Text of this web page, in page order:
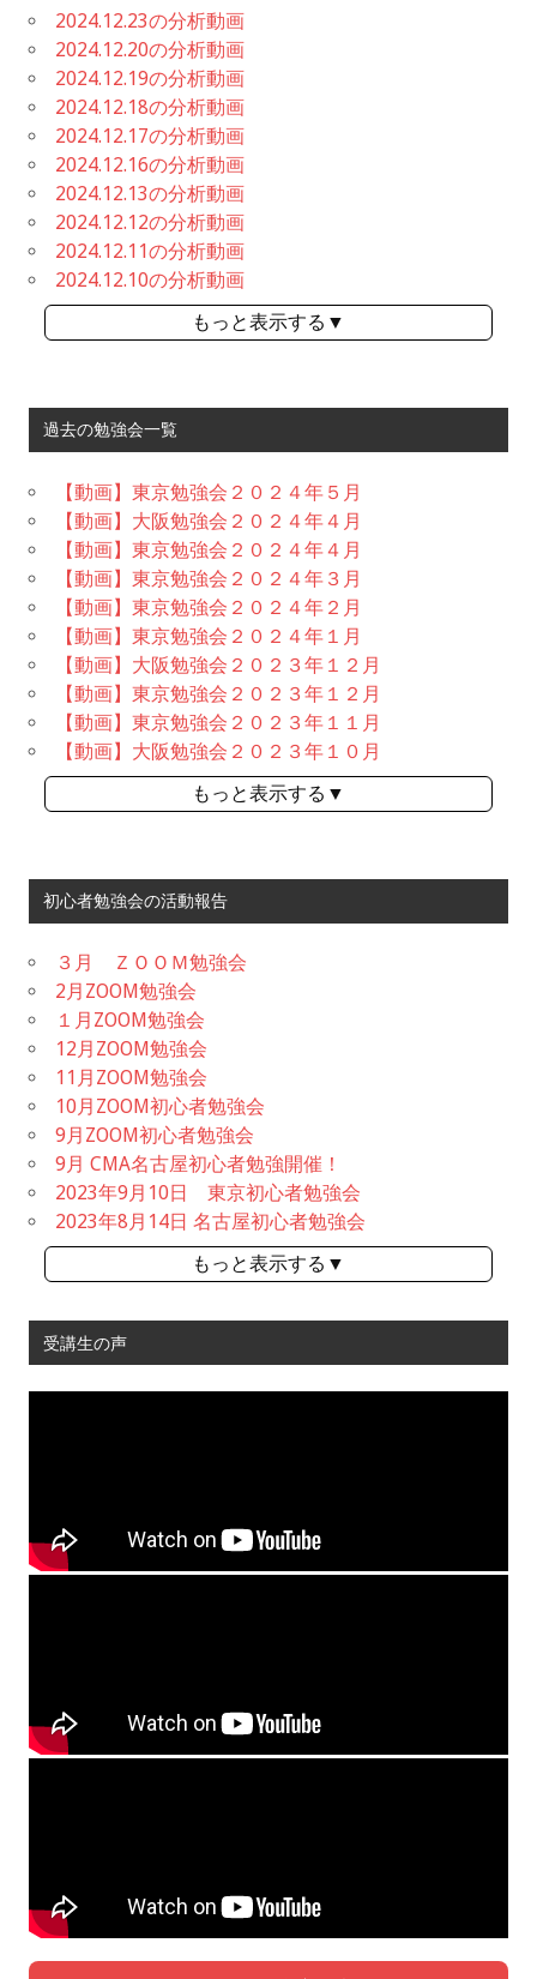
2024.12.23の分析動画
2024.12.20の分析動画
2024.12.19の分析動画
2024.12.18の分析動画
2024.12.17の分析動画
2024.12.16の分析動画
2024.12.13の分析動画
2024.12.12の分析動画
2024.12.11の分析動画
2024.12.10の分析動画
もっと表示する▼
過去の勉強会一覧
【動画】東京勉強会２０２４年５月
【動画】大阪勉強会２０２４年４月
【動画】東京勉強会２０２４年４月
【動画】東京勉強会２０２４年３月
【動画】東京勉強会２０２４年２月
【動画】東京勉強会２０２４年１月
【動画】大阪勉強会２０２３年１２月
【動画】東京勉強会２０２３年１２月
【動画】東京勉強会２０２３年１１月
【動画】大阪勉強会２０２３年１０月
もっと表示する▼
初心者勉強会の活動報告
３月 ＺＯＯＭ勉強会
2月ZOOM勉強会
１月ZOOM勉強会
12月ZOOM勉強会
11月ZOOM勉強会
10月ZOOM初心者勉強会
9月ZOOM初心者勉強会
9月 CMA名古屋初心者勉強開催！
2023年9月10日 東京初心者勉強会
2023年8月14日 名古屋初心者勉強会
もっと表示する▼
受講生の声